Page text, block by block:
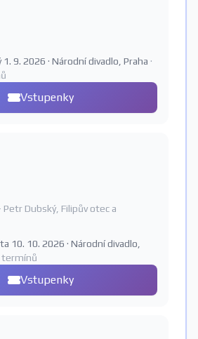
9. 2026 · Národní divadlo, Praha ·
Vstupenky
Dubský, Filipův otec a
10. 10. 2026 · Národní divadlo,
termínů
Vstupenky